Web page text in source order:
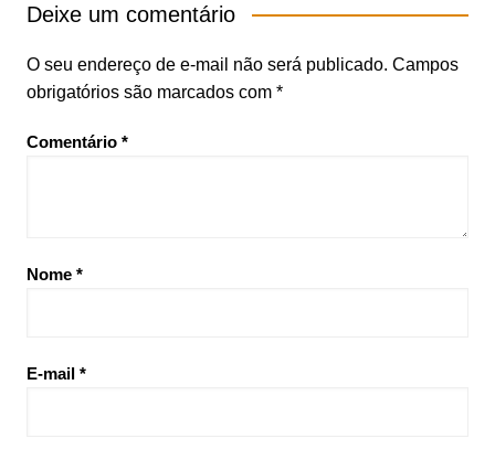
Deixe um comentário
O seu endereço de e-mail não será publicado. Campos
obrigatórios são marcados com *
Comentário *
Nome *
E-mail *